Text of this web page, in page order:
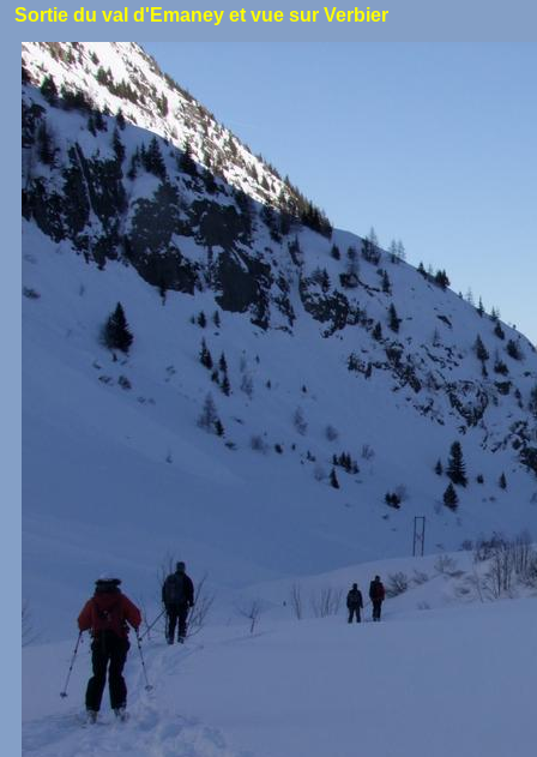
Sortie du val d'Emaney et vue sur Verbier